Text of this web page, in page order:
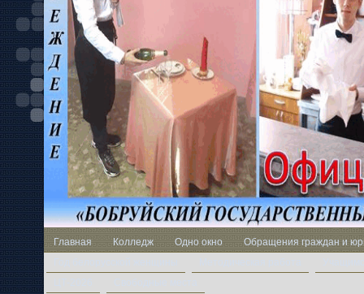
Главная Колледж Одно окно
Обращения граждан и